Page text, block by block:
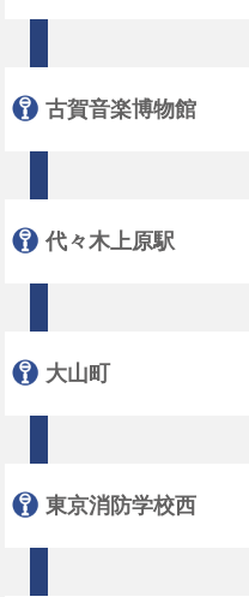
古賀音楽博物館
代々木上原駅
大山町
東京消防学校西